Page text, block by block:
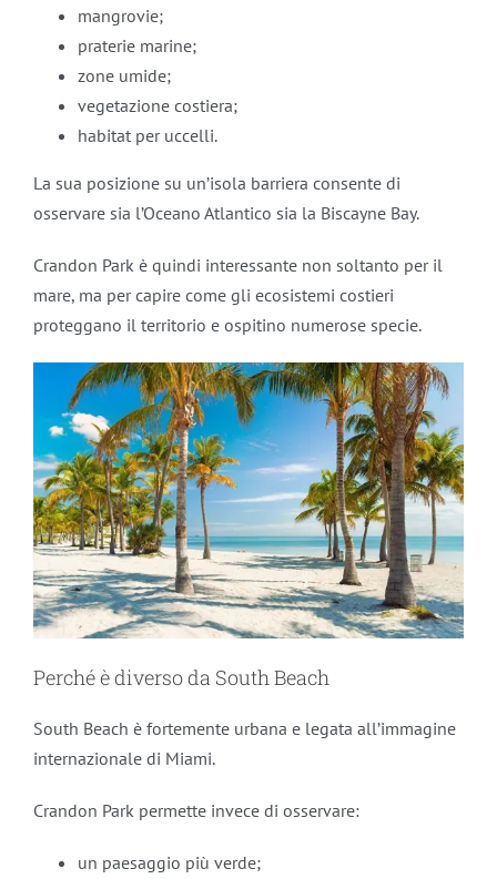
mangrovie;
praterie marine;
zone umide;
vegetazione costiera;
habitat per uccelli.
La sua posizione su un’isola barriera consente di
osservare sia l’Oceano Atlantico sia la Biscayne Bay.
Crandon Park è quindi interessante non soltanto per il
mare, ma per capire come gli ecosistemi costieri
proteggano il territorio e ospitino numerose specie.
Perché è diverso da South Beach
South Beach è fortemente urbana e legata all’immagine
internazionale di Miami.
Crandon Park permette invece di osservare:
un paesaggio più verde;